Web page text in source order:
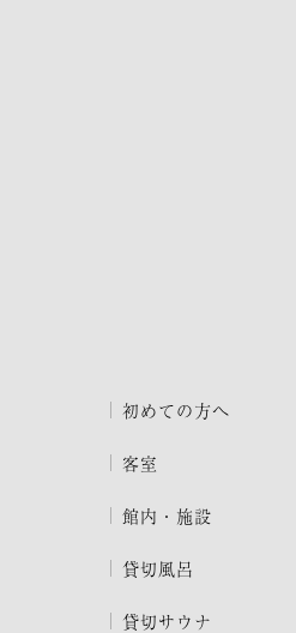
初めての方へ
客室
館内・施設
貸切風呂
貸切サウナ